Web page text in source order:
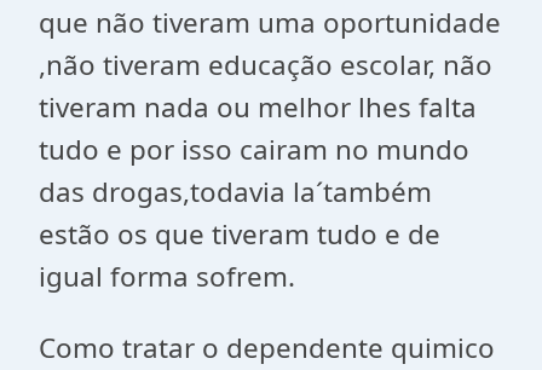
que não tiveram uma oportunidade
,não tiveram educação escolar, não
tiveram nada ou melhor lhes falta
tudo e por isso cairam no mundo
das drogas,todavia la´também
estão os que tiveram tudo e de
igual forma sofrem.
Como tratar o dependente quimico